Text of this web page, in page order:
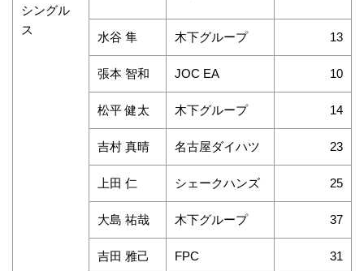
シングル
ス
水谷 隼 木下グループ 13
張本 智和 JOC EA 10
松平 健太 木下グループ 14
吉村 真晴 名古屋ダイハツ 23
上田 仁 シェークハンズ 25
大島 祐哉 木下グループ 37
吉田 雅己 FPC 31